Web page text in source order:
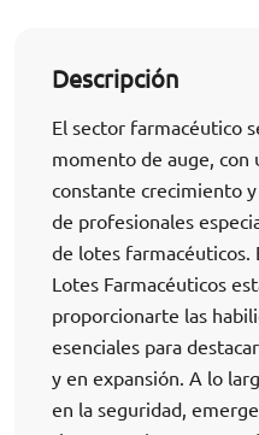
Descripción
El sector farmacéutico
momento de auge, con
constante crecimiento
de profesionales
de lotes farmacéuticos.
Lotes Farmacéuticos
proporcionarte las
esenciales para
y en expansión. A lo
en la seguridad,